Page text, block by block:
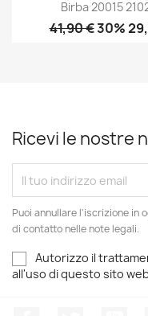
Birba 20015
41,90 €30%
Ricevi le nostre
Puoi annullare l'iscrizione in
di contatto nelle note legali.
Autorizzo il
all'uso di questo sito